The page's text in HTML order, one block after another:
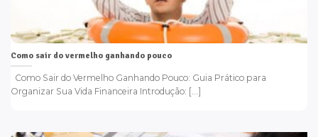
Como sair do vermelho ganhando pouco
Como Sair do Vermelho Ganhando Pouco: Guia Prático para
Organizar Sua Vida Financeira Introdução: [...]